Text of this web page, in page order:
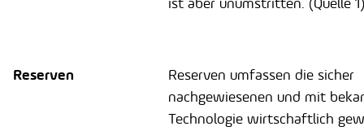
Reserven
Reserven umfassen die sicher
nachgewiesenen und mit
Technologie wirtschaftlich